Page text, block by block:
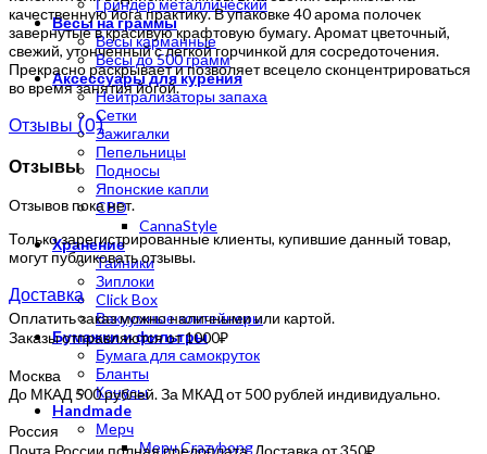
Гриндер металлический
Весы на граммы
Весы карманные
Весы до 500 грамм
Аксессуары для курения
Нейтрализаторы запаха
Сетки
Зажигалки
Пепельницы
Подносы
Японские капли
CBD
CannaStyle
Хранение
Тайники
Зиплоки
Click Box
Вакуумные контейнеры
Бумажки и фильтры
Бумага для самокруток
Бланты
Конусы
Handmade
Мерч
Мерч Crazybong
качественную йога практику. В упаковке 40 арома полочек
завернутые в красивую крафтовую бумагу. Аромат цветочный,
свежий, утонченный с легкой горчинкой для сосредоточения.
Прекрасно раскрывает и позволяет всецело сконцентрироваться
во время занятия йогой.
Отзывы (0)
Отзывы
Отзывов пока нет.
Только зарегистрированные клиенты, купившие данный товар,
могут публиковать отзывы.
Доставка
Оплатить заказ можно наличными или картой.
Заказы отправляются от 1000₽
Москва
До МКАД 500 рублей. За МКАД от 500 рублей индивидуально.
Россия
Почта России полная предоплата. Доставка от 350₽